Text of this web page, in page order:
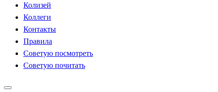
Колизей
Коллеги
Контакты
Правила
Советую посмотреть
Советую почитать